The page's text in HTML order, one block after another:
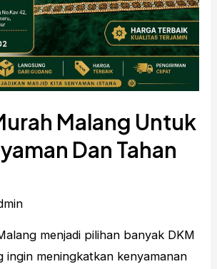
Malang Untuk
Dan Tahan
menjadi pilihan banyak DKM
ingin meningkatkan kenyamanan